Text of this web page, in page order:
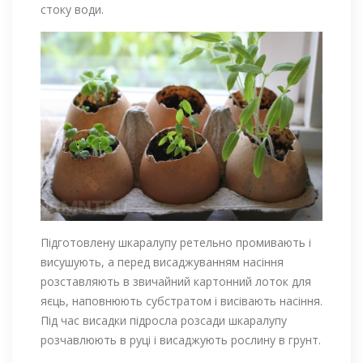
стоку води.
Підготовлену шкаралупу ретельно промивають і
висушують, а перед висаджуванням насіння
розставляють в звичайний картонний лоток для
яєць, наповнюють субстратом і висівають насіння.
Під час висадки підросла розсади шкаралупу
розчавлюють в руці і висаджують рослину в грунт.